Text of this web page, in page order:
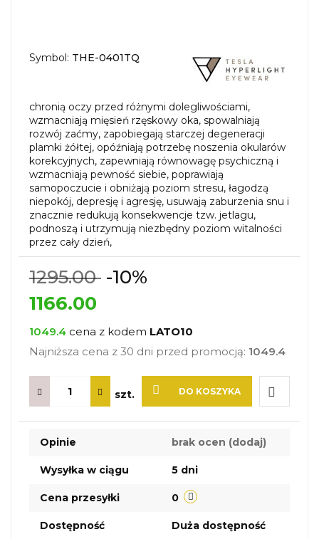
Symbol: THE-0401TQ
chronią oczy przed różnymi dolegliwościami,
wzmacniają mięsień rzęskowy oka, spowalniają
rozwój zaćmy, zapobiegają starczej degeneracji
plamki żółtej, opóźniają potrzebę noszenia okularów
korekcyjnych, zapewniają równowagę psychiczną i
wzmacniają pewność siebie, poprawiają
samopoczucie i obniżają poziom stresu, łagodzą
niepokój, depresję i agresję, usuwają zaburzenia snu i
znacznie redukują konsekwencje tzw. jetlagu,
podnoszą i utrzymują niezbędny poziom witalności
przez cały dzień,
1295.00 -10%
1166.00
1049.4 cena z kodem LATO10
Najniższa cena z 30 dni przed promocją: 1049.4
szt. DO KOSZYKA
Do
Opinie brak ocen (dodaj)
Wysyłka w ciągu 5 dni
Cena przesyłki 0
Dostępność Duża dostępność